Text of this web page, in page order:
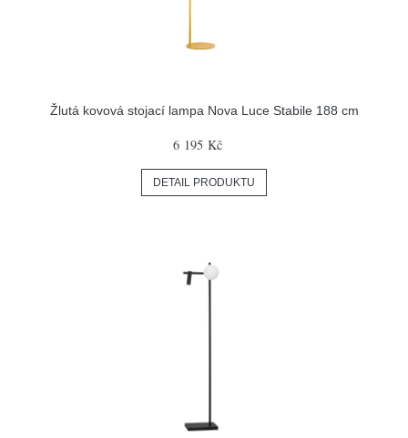
Žlutá kovová stojací lampa Nova Luce Stabile 188 cm
6 195 Kč
DETAIL PRODUKTU